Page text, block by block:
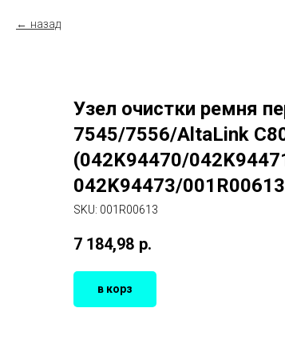
назад
Узел очистки ремня
7545/7556/AltaLink
(042K94470/
042K94473/
SKU: 001R00613
7 184,98 р.
в корз